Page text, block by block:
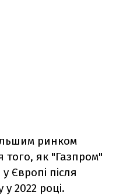
ринком
того, як "Газпром"
у Європі після
у 2022 році.